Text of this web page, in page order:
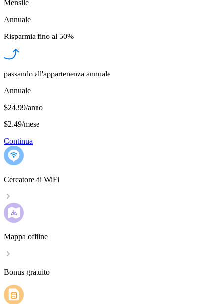
Mensile
Annuale
Risparmia fino al 50%
passando all'appartenenza annuale
Annuale
$24.99/anno
$2.49/mese
Continua
Cercatore di WiFi
Mappa offline
Bonus gratuito